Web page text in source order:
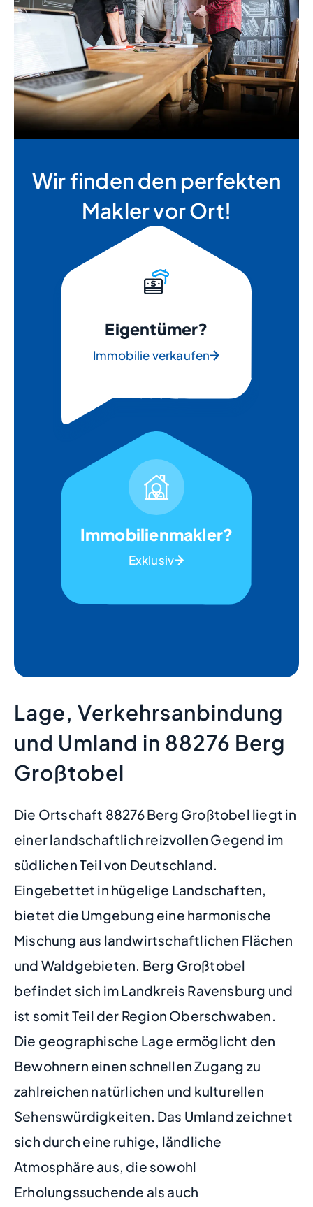
Wir finden den perfekten
Makler vor Ort!
Eigentümer?
Immobilie verkaufen
Immobilienmakler?
Exklusiv
Lage, Verkehrsanbindung
und Umland in 88276 Berg
Großtobel
Die Ortschaft 88276 Berg Großtobel liegt in
einer landschaftlich reizvollen Gegend im
südlichen Teil von Deutschland.
Eingebettet in hügelige Landschaften,
bietet die Umgebung eine harmonische
Mischung aus landwirtschaftlichen Flächen
und Waldgebieten. Berg Großtobel
befindet sich im Landkreis Ravensburg und
ist somit Teil der Region Oberschwaben.
Die geographische Lage ermöglicht den
Bewohnern einen schnellen Zugang zu
zahlreichen natürlichen und kulturellen
Sehenswürdigkeiten. Das Umland zeichnet
sich durch eine ruhige, ländliche
Atmosphäre aus, die sowohl
Erholungssuchende als auch